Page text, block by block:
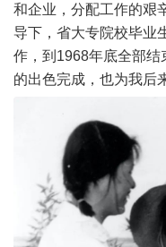
和企业，分配工作的艰
导下，省大专院校毕业
作，到1968年底全部结
的出色完成，也为我后